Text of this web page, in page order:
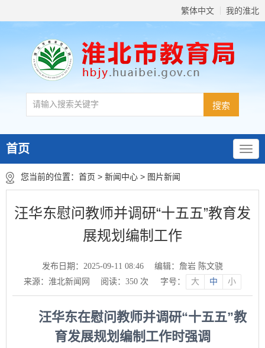
繁体中文 我的淮北
首页
您当前的位置： 首页 > 新闻中心 > 图片新闻
汪华东慰问教师并调研“十五五”教育发
展规划编制工作
发布日期：2025-09-11 08:46
编辑：詹岩 陈文骁
来源：淮北新闻网
阅读： 350 次 字号： 大 中 小
汪华东在慰问教师并调研“十五五”教
育发展规划编制工作时强调